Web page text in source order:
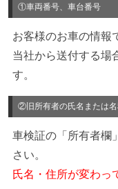
①車両番号、車台番号
お客様のお車の情報
当社から送付する場
す。
②旧所有者の氏名または
車検証の「所有者欄
さい。
氏名・住所が変わっ